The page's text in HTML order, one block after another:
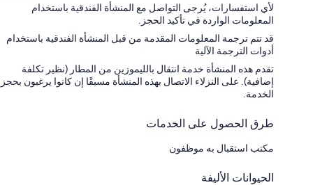
لأي استفسارات، يُرجى التواصل مع المنشأة الفندقية باستخدام
المعلومات الواردة في تأكيد الحجز.
قد تتم ترجمة المعلومات المقدمة من قبل المنشأة الفندقية باستخدام
أدوات الترجمة الآلية
تقدم هذه المنشأة خدمة انتقال بالليموزين من المطار (نظير تكلفة
إضافية). على النزلاء الاتصال بهذه المنشأة مسبقًا إن كانوا يرغبون بحجز
الخدمة.
طرق الحصول على الخدمات
مكتب استقبال به موظفون
الحيوانات الأليفة